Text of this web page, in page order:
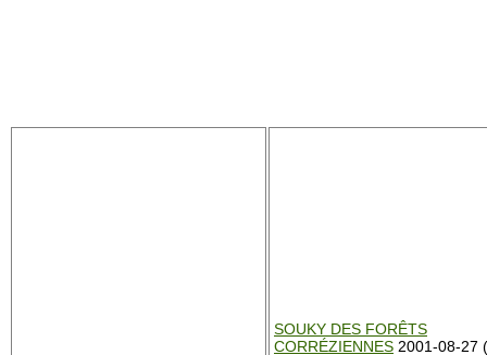
SOUKY DES FORÊTS
CORRÉZIENNES 2001-08-27